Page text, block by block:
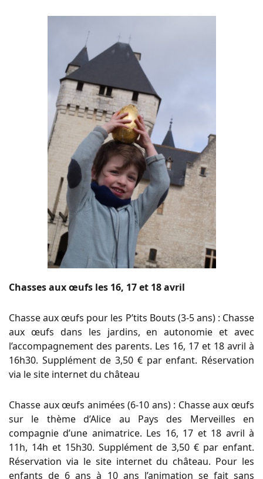
Chasses aux œufs les 16, 17 et 18 avril
Chasse aux œufs pour les P’tits Bouts (3-5 ans) : Chasse
aux œufs dans les jardins, en autonomie et avec
l’accompagnement des parents. Les 16, 17 et 18 avril à
16h30. Supplément de 3,50 € par enfant. Réservation
via le site internet du château
Chasse aux œufs animées (6-10 ans) : Chasse aux œufs
sur le thème d’Alice au Pays des Merveilles en
compagnie d’une animatrice. Les 16, 17 et 18 avril à
11h, 14h et 15h30. Supplément de 3,50 € par enfant.
Réservation via le site internet du château. Pour les
enfants de 6 ans à 10 ans l’animation se fait sans